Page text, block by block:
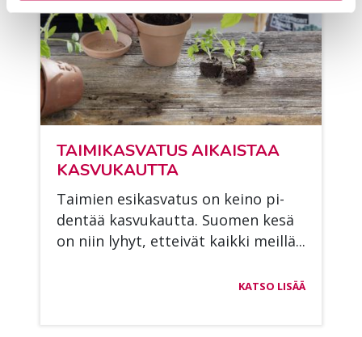
TAI­MI­KAS­VA­TUS AI­KAIS­TAA
KAS­VU­KAUT­TA
Tai­mien esi­kas­va­tus on kei­no pi­
den­tää kas­vu­kaut­ta. Suo­men kesä
on niin ly­hyt, et­tei­vät kaik­ki meil­lä...
KATSO LISÄÄ